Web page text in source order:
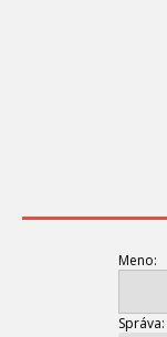
Meno:
Správa: